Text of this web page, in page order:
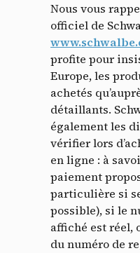
Nous vous
officiel de
profite pour
Europe, les
achetés
détaillants.
également les
vérifier lors
en ligne : à
paiement
particulière si
possible), si le
affiché est réel,
du numéro de